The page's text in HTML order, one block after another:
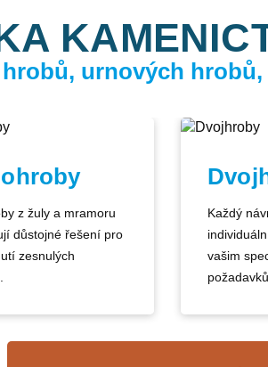
urnových
z žuly a mramoru
důstojné řešení pro
zesnulých
Každý
vašim